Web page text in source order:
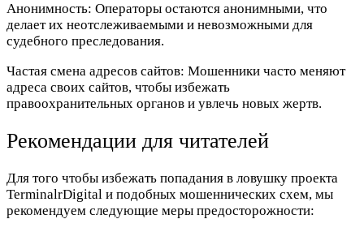
Анонимность: Операторы остаются анонимными, что
делает их неотслеживаемыми и невозможными для
судебного преследования.
Частая смена адресов сайтов: Мошенники часто меняют
адреса своих сайтов, чтобы избежать
правоохранительных органов и увлечь новых жертв.
Рекомендации для читателей
Для того чтобы избежать попадания в ловушку проекта
TerminalrDigital и подобных мошеннических схем, мы
рекомендуем следующие меры предосторожности: